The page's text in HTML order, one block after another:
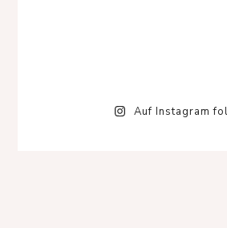
Auf Instagram